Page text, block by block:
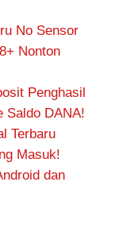
No Sensor
Nonton
Penghasil
Saldo DANA!
Terbaru
Masuk!
dan